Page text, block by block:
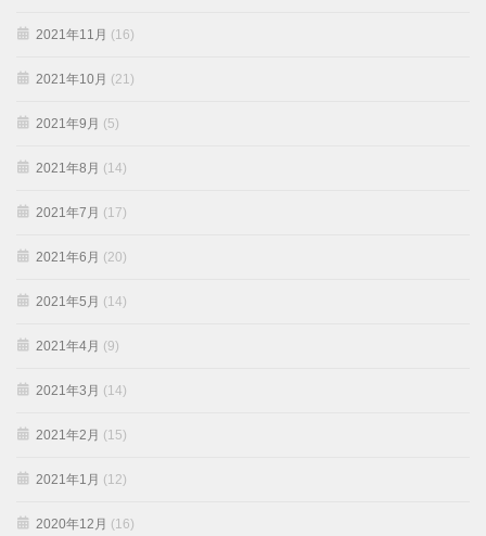
2021年11月 (16)
2021年10月 (21)
2021年9月 (5)
2021年8月 (14)
2021年7月 (17)
2021年6月 (20)
2021年5月 (14)
2021年4月 (9)
2021年3月 (14)
2021年2月 (15)
2021年1月 (12)
2020年12月 (16)